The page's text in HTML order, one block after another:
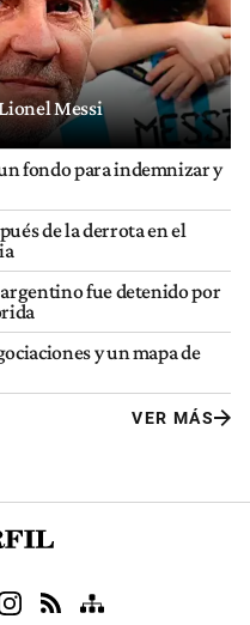
Messi
fondo para indemnizar y
de la derrota en el
fue detenido por
y un mapa de
VER MÁS